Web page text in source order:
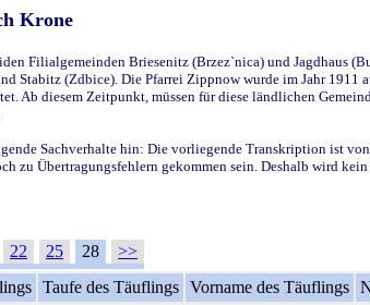
Krone
Filialgemeinden Briesenitz (Brzez`nica) und Jagdhaus
Stabitz (Zdbice). Die Pfarrei Zippnow wurde im Jahr
diesem Zeitpunkt, müssen für diese ländlichen
Sachverhalte hin: Die vorliegende Transkription ist
Übertragungsfehlern gekommen sein. Deshalb wird
22 25 28
>>
Taufe des Täuflings Vorname des Täuflings